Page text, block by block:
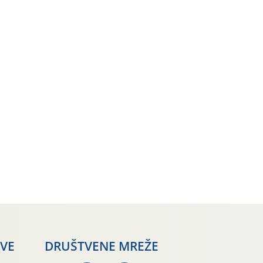
DRUŠTVENE MREŽE